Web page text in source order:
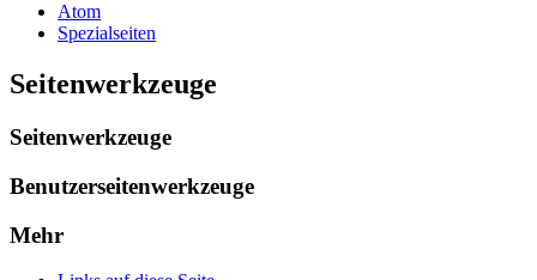
Atom
Spezialseiten
Seitenwerkzeuge
Seitenwerkzeuge
Benutzerseitenwerkzeuge
Mehr